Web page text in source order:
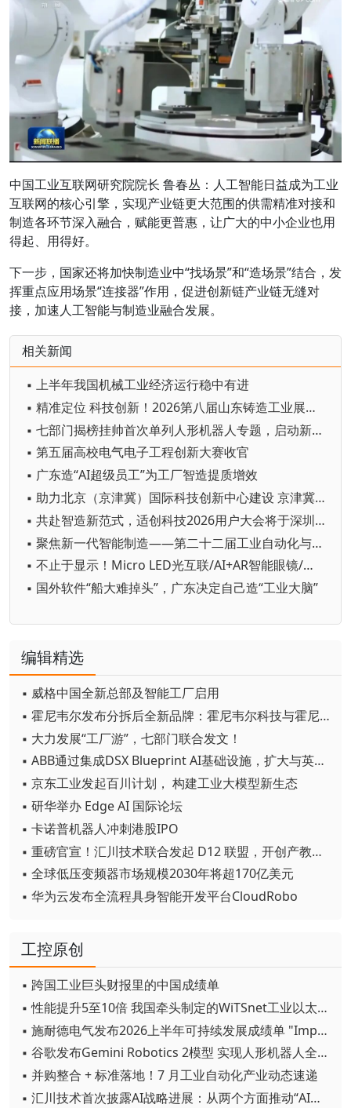
中国工业互联网研究院院长 鲁春丛：人工智能日益成为工业
互联网的核心引擎，实现产业链更大范围的供需精准对接和
制造各环节深入融合，赋能更普惠，让广大的中小企业也用
得起、用得好。
下一步，国家还将加快制造业中“找场景”和“造场景”结合，发
挥重点应用场景“连接器”作用，促进创新链产业链无缝对
接，加速人工智能与制造业融合发展。
相关新闻
▪ 上半年我国机械工业经济运行稳中有进
▪ 精准定位 科技创新！2026第八届山东铸造工业展览会在青岛开幕
▪ 七部门揭榜挂帅首次单列人形机器人专题，启动新一轮国家级技术攻坚
▪ 第五届高校电气电子工程创新大赛收官
▪ 广东造“AI超级员工”为工厂智造提质增效
▪ 助力北京（京津冀）国际科技创新中心建设 京津冀成立机器人产业链联盟
▪ 共赴智造新范式，适创科技2026用户大会将于深圳启幕
▪ 聚焦新一代智能制造——第二十二届工业自动化与标准化研讨会在京举办
▪ 不止于显示！Micro LED光互联/AI+AR智能眼镜/玻璃基板TGV等全新赛道集中亮相，创新动能尽在2026深圳国际全触与显示展
▪ 国外软件“船大难掉头”，广东决定自己造“工业大脑”
编辑精选
▪ 威格中国全新总部及智能工厂启用
▪ 霍尼韦尔发布分拆后全新品牌：霍尼韦尔科技与霍尼韦尔航空航天
▪ 大力发展“工厂游”，七部门联合发文！
▪ ABB通过集成DSX Blueprint AI基础设施，扩大与英伟达的合作
▪ 京东工业发起百川计划， 构建工业大模型新生态
▪ 研华举办 Edge AI 国际论坛
▪ 卡诺普机器人冲刺港股IPO
▪ 重磅官宣！汇川技术联合发起 D12 联盟，开创产教融合新范式
▪ 全球低压变频器市场规模2030年将超170亿美元
▪ 华为云发布全流程具身智能开发平台CloudRobo
工控原创
▪ 跨国工业巨头财报里的中国成绩单
▪ 性能提升5至10倍 我国牵头制定的WiTSnet工业以太网国际标准正式发布
▪ 施耐德电气发布2026上半年可持续发展成绩单 "Impact 2030"路线图开局稳健
▪ 谷歌发布Gemini Robotics 2模型 实现人形机器人全身智能控制突破
▪ 并购整合 + 标准落地！7 月工业自动化产业动态速递
▪ 汇川技术首次披露AI战略进展：从两个方面推动“AI业务化”落地